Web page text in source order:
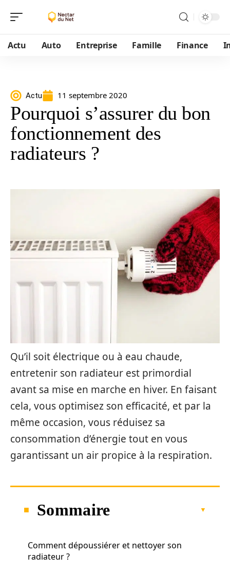
Actu Auto Entreprise Famille Finance
Actu 11 septembre 2020
Pourquoi s’assurer du bon
fonctionnement des
radiateurs ?
Qu’il soit électrique ou à eau chaude,
entretenir son radiateur est primordial
avant sa mise en marche en hiver. En faisant
cela, vous optimisez son efficacité, et par la
même occasion, vous réduisez sa
consommation d’énergie tout en vous
garantissant un air propice à la respiration.
Sommaire
Comment dépoussiérer et nettoyer son
radiateur ?